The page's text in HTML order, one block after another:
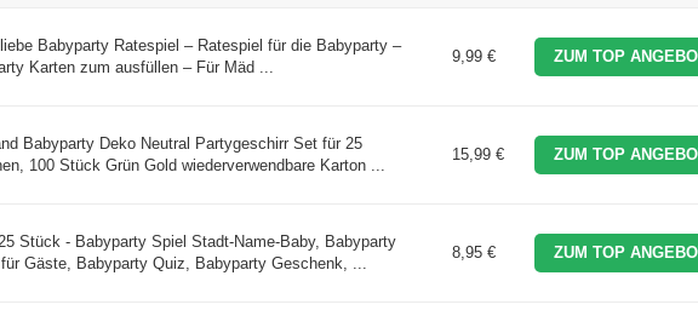
Babyparty Ratespiel – Ratespiel für die Babyparty –
Karten zum ausfüllen – Für Mäd ...
9,99 € ZUM TOP
Babyparty Deko Neutral Partygeschirr Set für 25
100 Stück Grün Gold wiederverwendbare Karton ...
15,99 € ZUM TOP
Stück - Babyparty Spiel Stadt-Name-Baby, Babyparty
Gäste, Babyparty Quiz, Babyparty Geschenk, ...
8,95 € ZUM TOP